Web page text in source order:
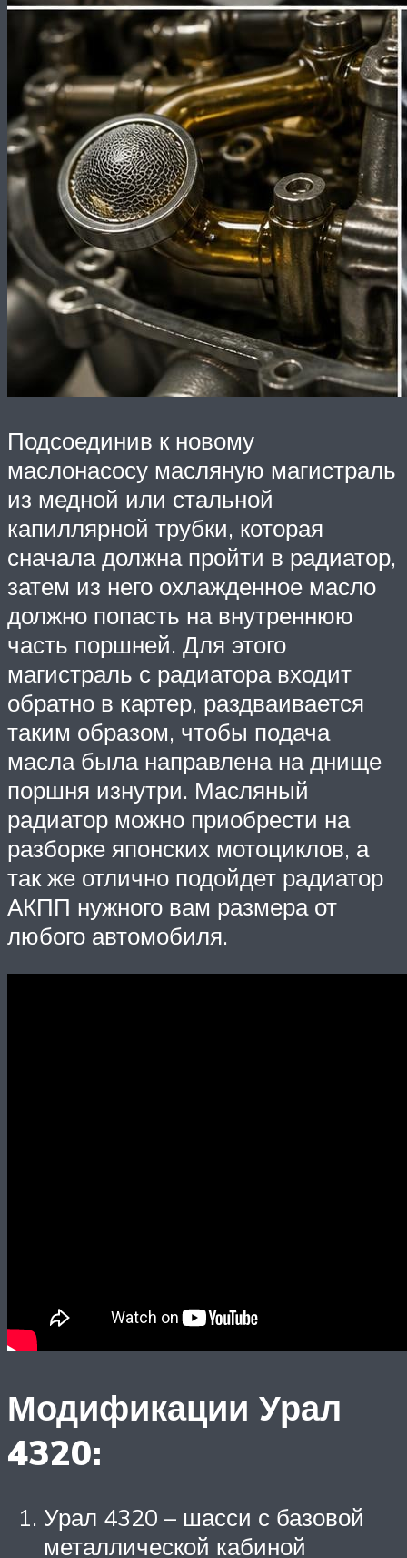
Подсоединив к новому
маслонасосу масляную магистраль
из медной или стальной
капиллярной трубки, которая
сначала должна пройти в радиатор,
затем из него охлажденное масло
должно попасть на внутреннюю
часть поршней. Для этого
магистраль с радиатора входит
обратно в картер, раздваивается
таким образом, чтобы подача
масла была направлена на днище
поршня изнутри. Масляный
радиатор можно приобрести на
разборке японских мотоциклов, а
так же отлично подойдет радиатор
АКПП нужного вам размера от
любого автомобиля.
Модификации Урал
4320:
Урал 4320 – шасси с базовой
металлической кабиной